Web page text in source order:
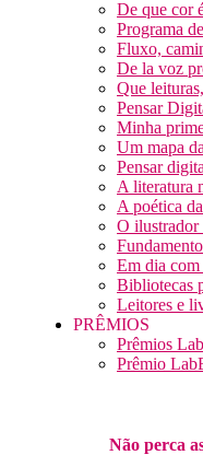
De que cor
Programa
Fluxo,
De la voz
Que
Pensar
Minha
Um mapa
Pensar
A literatura
A poética
O ilustrador
Em dia com
Bibliotecas
Leitores e
PRÊMIOS
Prêmios
Prêmio
Não perca